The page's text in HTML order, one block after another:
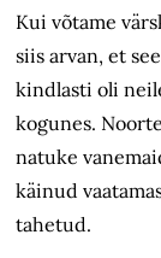
Kui võtame
siis arvan, et
kindlasti oli
kogunes.
natuke
käinud
tahetud.